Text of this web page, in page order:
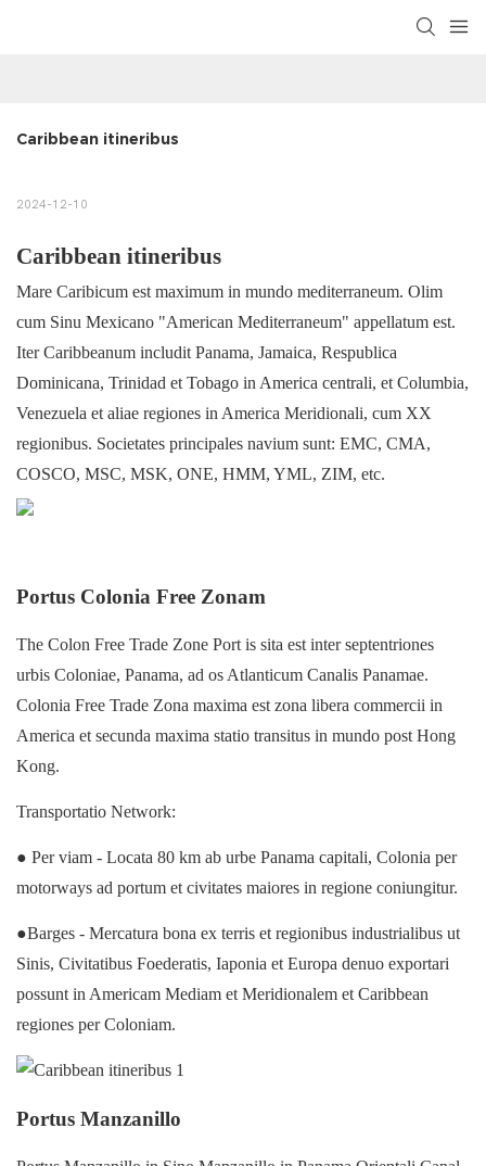
Caribbean itineribus
2024-12-10
Caribbean itineribus
Mare Caribicum est maximum in mundo mediterraneum. Olim
cum Sinu Mexicano "American Mediterraneum" appellatum est.
Iter Caribbeanum includit Panama, Jamaica, Respublica
Dominicana, Trinidad et Tobago in America centrali, et Columbia,
Venezuela et aliae regiones in America Meridionali, cum XX
regionibus. Societates principales navium sunt: ​​EMC, CMA,
COSCO, MSC, MSK, ONE, HMM, YML, ZIM, etc.
Portus Colonia Free Zonam
The Colon Free Trade Zone Port is sita est inter septentriones
urbis Coloniae, Panama, ad os Atlanticum Canalis Panamae.
Colonia Free Trade Zona maxima est zona libera commercii in
America et secunda maxima statio transitus in mundo post Hong
Kong.
Transportatio Network:
● Per viam - Locata 80 km ab urbe Panama capitali, Colonia per
motorways ad portum et civitates maiores in regione coniungitur.
●Barges - Mercatura bona ex terris et regionibus industrialibus ut
Sinis, Civitatibus Foederatis, Iaponia et Europa denuo exportari
possunt in Americam Mediam et Meridionalem et Caribbean
regiones per Coloniam.
Portus Manzanillo